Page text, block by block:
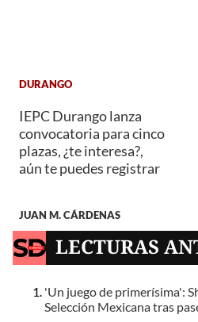
DURANGO
IEPC Durango lanza
convocatoria para cinco
plazas, ¿te interesa?,
aún te puedes registrar
JUAN M. CÁRDENAS
LECTURAS
'Un juego de primerísima':
Selección Mexicana tras